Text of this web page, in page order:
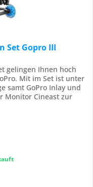
Set Gopro III
gelingen Ihnen hoch
Mit im Set ist unter
samt GoPro Inlay und
Monitor Cineast zur
hilft Ihnen die